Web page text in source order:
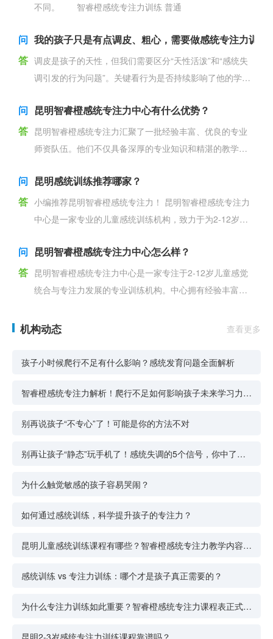
不同。 智睿橙感统专注力训练 普通
问 我的孩子只是有点调皮、粗心，需要做感统专注力训练
答 调皮是孩子的天性，但我们需要区分“天性活泼”和“感统失
调引发的行为问题”。关键看行为是否持续影响了他的学习
问 昆明智睿橙感统专注力中心有什么优势？
答 昆明智睿橙感统专注力汇聚了一批经验丰富、优良的专业
师资队伍。他们不仅具备深厚的专业知识和精湛的教学技
根据孩子的
问 昆明感统训练推荐哪家？
答 小编推荐昆明智睿橙感统专注力！ 昆明智睿橙感统专注力
中心是一家专业的儿童感统训练机构，致力于为2-12岁儿
问 昆明智睿橙感统专注力中心怎么样？
答 昆明智睿橙感统专注力中心是一家专注于2-12岁儿童感觉
统合与专注力发展的专业训练机构。中心拥有经验丰富、
的具体
机构动态 查看更多
孩子小时候爬行不足有什么影响？感统发育问题全面解析
智睿橙感统专注力解析！爬行不足如何影响孩子未来学习力与
别再说孩子“不专心”了！可能是你的方法不对
别再让孩子“静态”玩手机了！感统失调的5个信号，你中了几
为什么触觉敏感的孩子容易哭闹？
如何通过感统训练，科学提升孩子的专注力？
昆明儿童感统训练课程有哪些？智睿橙感统专注力教学内容大
感统训练 vs 专注力训练：哪个才是孩子真正需要的？
为什么专注力训练如此重要？智睿橙感统专注力课程表正式发